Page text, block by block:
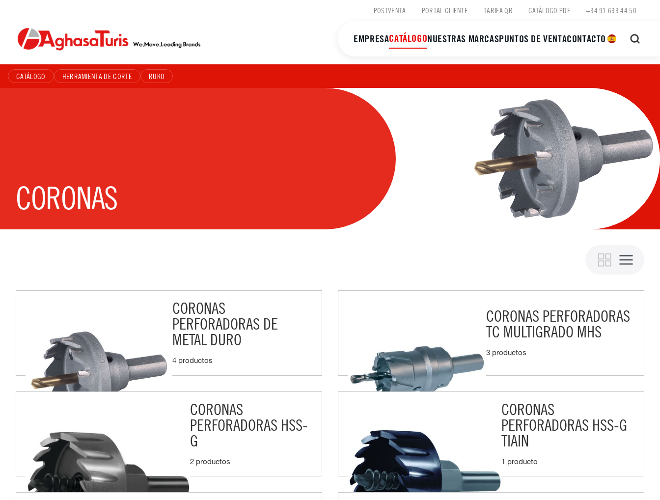
content
POSTVENTA PORTAL CLIENTE TARIFA QR CATÁLOGO PDF +34 91 633 44 50
EMPRESACATÁLOGONUESTRAS MARCASPUNTOS DE VENTACONTACTO
CATÁLOGO HERRAMIENTA DE CORTE RUKO
CORONAS
CORONAS
PERFORADORAS DE
METAL DURO
4 productos
CORONAS PERFORADORAS
TC MULTIGRADO MHS
3 productos
CORONAS
PERFORADORAS HSS-
G
2 productos
CORONAS
PERFORADORAS HSS-G
TIAIN
1 producto